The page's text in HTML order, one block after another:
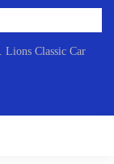
Lions Classic Car